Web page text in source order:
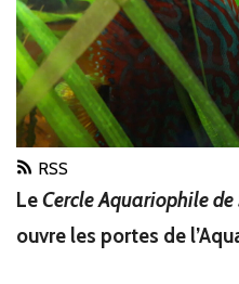
RSS
LeCercle Aquariophile
ouvre les portes de